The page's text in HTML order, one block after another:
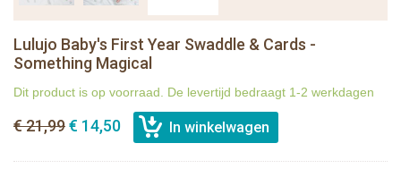
Lulujo Baby's First Year Swaddle & Cards -
Something Magical
Dit product is op voorraad. De levertijd bedraagt 1-2 werkdagen
€ 21,99€ 14,50